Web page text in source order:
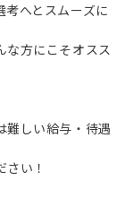
考へとスムーズに
方にこそオスス
難しい給与・待遇
い！